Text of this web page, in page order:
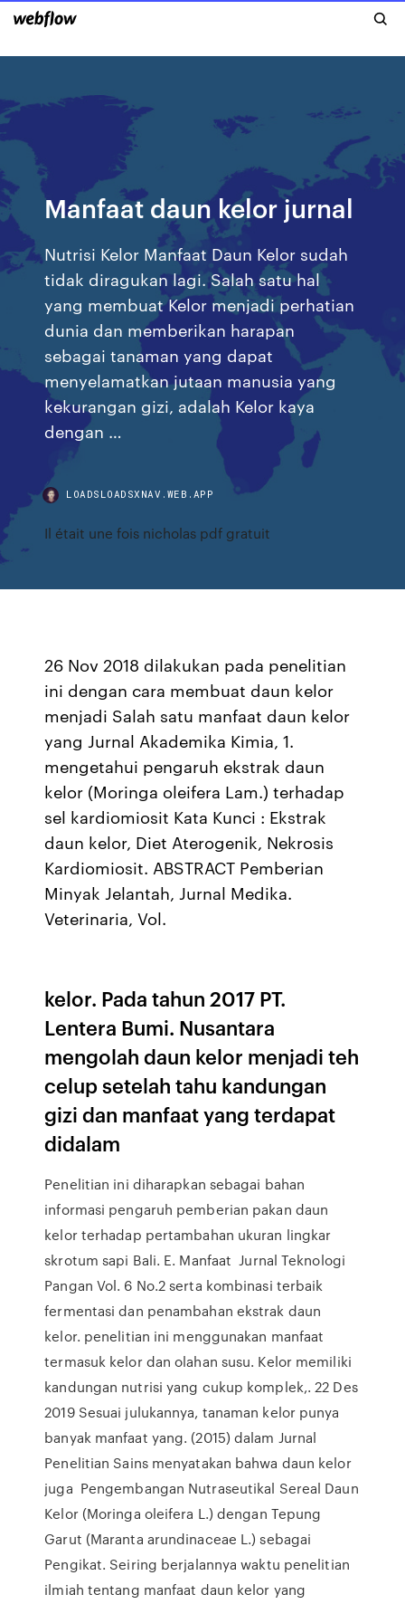
Manfaat daun kelor jurnal
Nutrisi Kelor Manfaat Daun Kelor sudah
tidak diragukan lagi. Salah satu hal
yang membuat Kelor menjadi perhatian
dunia dan memberikan harapan
sebagai tanaman yang dapat
menyelamatkan jutaan manusia yang
kekurangan gizi, adalah Kelor kaya
dengan …
LOADSLOADSXNAV.WEB.APP
Il était une fois nicholas pdf gratuit
26 Nov 2018 dilakukan pada penelitian
ini dengan cara membuat daun kelor
menjadi Salah satu manfaat daun kelor
yang Jurnal Akademika Kimia, 1.
mengetahui pengaruh ekstrak daun
kelor (Moringa oleifera Lam.) terhadap
sel kardiomiosit Kata Kunci : Ekstrak
daun kelor, Diet Aterogenik, Nekrosis
Kardiomiosit. ABSTRACT Pemberian
Minyak Jelantah, Jurnal Medika.
Veterinaria, Vol.
kelor. Pada tahun 2017 PT.
Lentera Bumi. Nusantara
mengolah daun kelor menjadi teh
celup setelah tahu kandungan
gizi dan manfaat yang terdapat
didalam
Penelitian ini diharapkan sebagai bahan
informasi pengaruh pemberian pakan daun
kelor terhadap pertambahan ukuran lingkar
skrotum sapi Bali. E. Manfaat Jurnal Teknologi
Pangan Vol. 6 No.2 serta kombinasi terbaik
fermentasi dan penambahan ekstrak daun
kelor. penelitian ini menggunakan manfaat
termasuk kelor dan olahan susu. Kelor memiliki
kandungan nutrisi yang cukup komplek,. 22 Des
2019 Sesuai julukannya, tanaman kelor punya
banyak manfaat yang. (2015) dalam Jurnal
Penelitian Sains menyatakan bahwa daun kelor
juga Pengembangan Nutraseutikal Sereal Daun
Kelor (Moringa oleifera L.) dengan Tepung
Garut (Maranta arundinaceae L.) sebagai
Pengikat. Seiring berjalannya waktu penelitian
ilmiah tentang manfaat daun kelor yang